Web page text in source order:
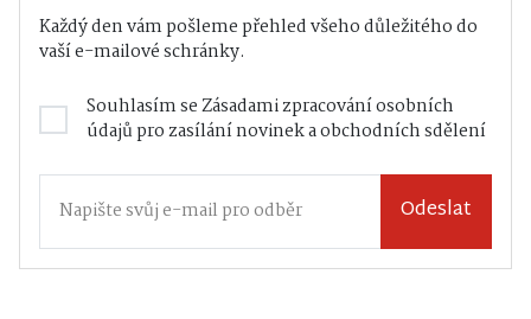
Každý den vám pošleme přehled všeho důležitého do
vaší e-mailové schránky.
Souhlasím seZásadami zpracování osobních
údajůpro zasílání novinek a obchodních sdělení
Odeslat